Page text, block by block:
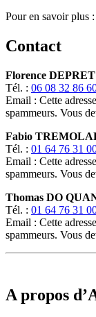
Pour en savoir plus :
Contact
Florence DEPRET
Tél. : 06 08 32 86
Email : Cette
spammeurs. Vous
Fabio
Tél. : 01 64 76 31
Email : Cette
spammeurs. Vous
Thomas DO
Tél. : 01 64 76 31
Email : Cette
spammeurs. Vous
A propos